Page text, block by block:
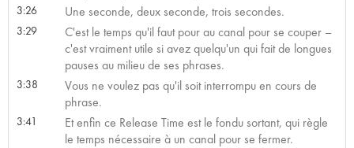
3:26 Une seconde, deux seconde, trois secondes.
3:29
C'est le temps qu'il faut pour au canal pour se couper –
c'est vraiment utile si avez quelqu'un qui fait de longues
pauses au milieu de ses phrases.
3:38
Vous ne voulez pas qu'il soit interrompu en cours de
phrase.
3:41
Et enfin ce Release Time est le fondu sortant, qui règle
le temps nécessaire à un canal pour se fermer.